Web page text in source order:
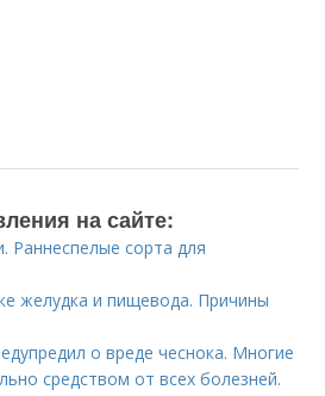
на сайте:
Раннеспелые сорта для
желудка и пищевода. Причины
о вреде чеснока. Многие
средством от всех болезней.